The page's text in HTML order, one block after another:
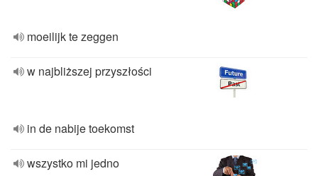
moeilijk te zeggen
w najbliższej przyszłości
in de nabije toekomst
wszystko mi jedno